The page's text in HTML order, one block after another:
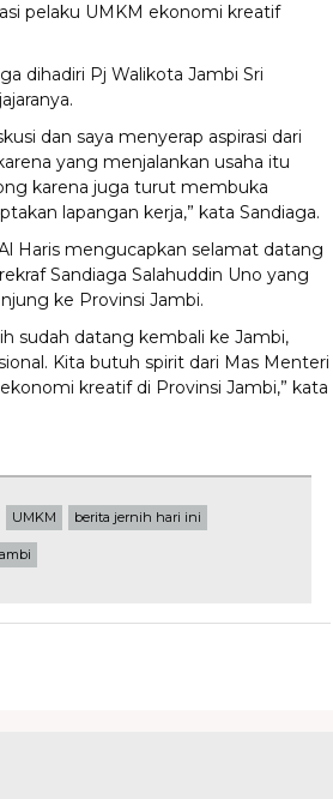
pelaku UMKM ekonomi kreatif
dihadiri Pj Walikota Jambi Sri
dan saya menyerap aspirasi dari
yang menjalankan usaha itu
karena juga turut membuka
lapangan kerja,” kata Sandiaga.
Haris mengucapkan selamat datang
Sandiaga Salahuddin Uno yang
ke Provinsi Jambi.
sudah datang kembali ke Jambi,
Kita butuh spirit dari Mas Menteri
kreatif di Provinsi Jambi,” kata
UMKM berita jernih hari ini